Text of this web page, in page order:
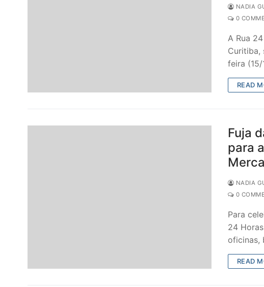
NADIA
0
A Rua
Curitiba,
feira
READ
Fuja
para
NADIA
0
Para
24
oficinas,
READ